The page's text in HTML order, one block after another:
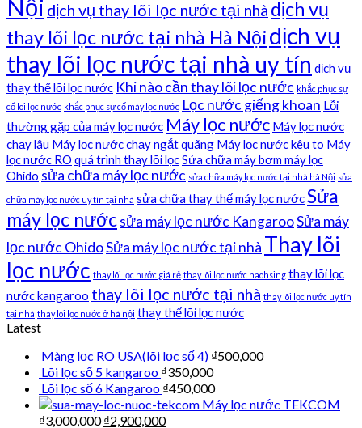
Nội dịch vụ thay lõi lọc nước tại nhà dịch vụ
thay lõi lọc nước tại nhà Hà Nộidịch vụ
thay lõi lọc nước tại nhà uy tín dịch vụ
thay thế lõi lọc nước Khi nào cần thay lõi lọc nước khắc phục sự
cố lõi lọc nước khắc phục sự cố máy lọc nước Lọc nước giếng khoan Lỗi
thường gặp của máy lọc nước Máy lọc nước Máy lọc nước
chạy lâu Máy lọc nước chạy ngắt quãng Máy lọc nước kêu to Máy
lọc nước RO quá trình thay lõi lọcSửa chữa máy bơm máy lọc
Ohido sửa chữa máy lọc nước sửa chữa máy lọc nước tại nhà hà Nội sửa
chữa máy lọc nước uy tín tại nhà sửa chữa thay thế máy lọc nướcSửa
máy lọc nướcsửa máy lọc nước KangarooSửa máy
lọc nước OhidoSửa máy lọc nước tại nhà Thay lõi
lọc nước thay lõi lọc nước giá rẻ thay lõi lọc nước haohsing thay lõi lọc
nước kangaroo thay lõi lọc nước tại nhà thay lõi lọc nước uy tín
tại nhà thay lõi lọc nước ở hà nội thay thế lõi lọc nước
Latest
Màng lọc RO USA(lõi lọc số 4) ₫500,000
Lõi lọc số 5 kangaroo ₫350,000
Lõi lọc số 6 Kangaroo ₫450,000
Máy lọc nước TEKCOM
₫3,000,000 ₫2,900,000